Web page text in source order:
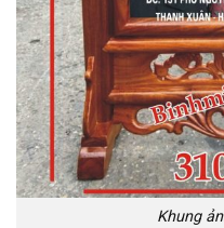
Khung